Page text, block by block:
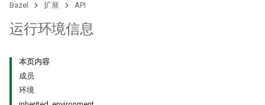
Bazel 扩展 API
运行环境信息
本页内容
成员
环境